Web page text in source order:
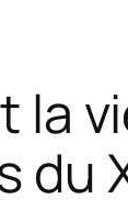
la
du